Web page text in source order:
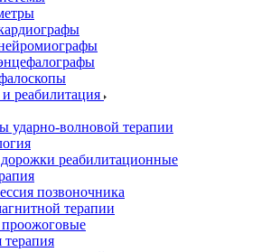
реабилитация
ударно-волновой терапии
реабилитационные
позвоночника
терапии
терапия